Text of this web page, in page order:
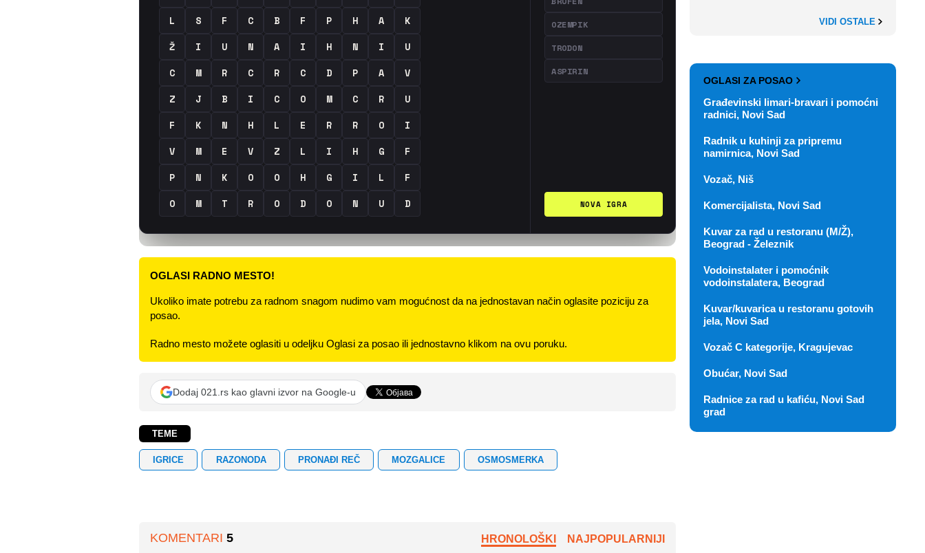
OGLASI RADNO MESTO!
Ukoliko imate potrebu za radnom snagom nudimo vam mogućnost da na jednostavan način oglasite poziciju za
posao.
Radno mesto možete oglasiti u odeljku Oglasi za posao ili jednostavno klikom na ovu poruku.
Dodaj 021.rs kao glavni izvor na Google-u
TEME
IGRICE RAZONODA PRONAĐI REČ MOZGALICE OSMOSMERKA
KOMENTARI 5 HRONOLOŠKI NAJPOPULARNIJI
VIDI OSTALE
OGLASI ZA POSAO
Građevinski limari-bravari i pomoćni
radnici, Novi Sad
Radnik u kuhinji za pripremu
namirnica, Novi Sad
Vozač, Niš
Komercijalista, Novi Sad
Kuvar za rad u restoranu (M/Ž),
Beograd - Železnik
Vodoinstalater i pomoćnik
vodoinstalatera, Beograd
Kuvar/kuvarica u restoranu gotovih
jela, Novi Sad
Vozač C kategorije, Kragujevac
Obućar, Novi Sad
Radnice za rad u kafiću, Novi Sad
grad